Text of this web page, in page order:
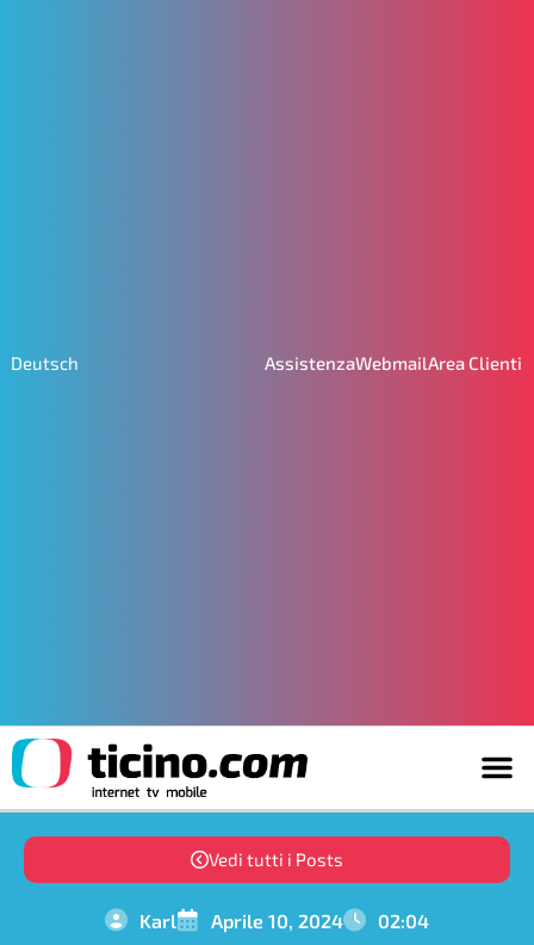
Deutsch AssistenzaWebmailArea Clienti
Vedi tutti i Posts
Karl Aprile 10, 2024 02:04